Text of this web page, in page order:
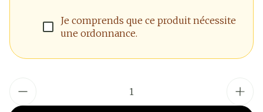
Je comprends que ce produit nécessite
une ordonnance.